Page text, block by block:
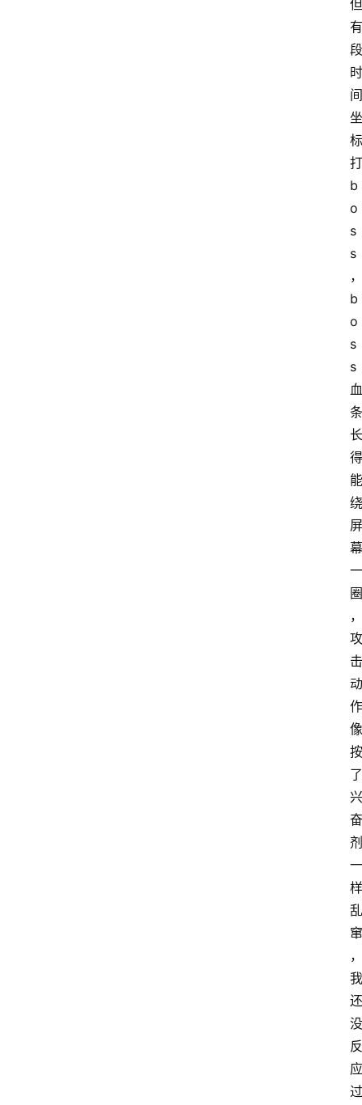
但
有
段
时
间
坐
标
打
b
o
s
s
，
b
o
s
s
血
条
长
得
能
绕
屏
幕
一
圈
，
攻
击
动
作
像
按
了
兴
奋
剂
一
样
乱
窜
，
我
还
没
反
应
过